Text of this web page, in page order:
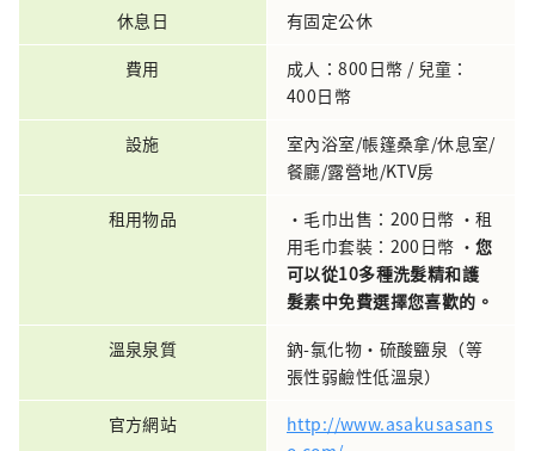
休息日
有固定公休
費用
成人：800日幣 / 兒童：
400日幣
設施
室內浴室/帳篷桑拿/休息室/
餐廳/露營地/KTV房
租用物品
・毛巾出售：200日幣 ・租
用毛巾套裝：200日幣 ・您
可以從10多種洗髮精和護
髮素中免費選擇您喜歡的。
溫泉泉質
鈉-氯化物・硫酸鹽泉（等
張性弱鹼性低溫泉）
官方網站
http://www.asakusasans